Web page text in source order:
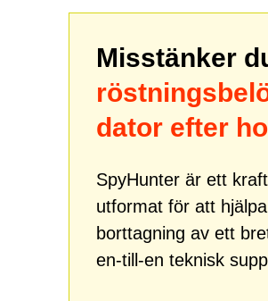
Misstänker
dator efter
SpyHunter är ett
utformat för att
borttagning av ett
en-till-en teknisk